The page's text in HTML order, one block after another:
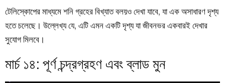
টেলিস্কোপের মাধ্যমে শনি গ্রহের বিখ্যাত বলয়ও দেখা যাবে, যা এক অসাধারণ দৃশ্য
হতে চলেছে। উল্লেখ্য যে, এটি এমন একটি দৃশ্য যা জীবনভর একবারই দেখার
সুযোগ মিলবে।
মার্চ ১৪: পূর্ণ চন্দ্রগ্রহণ এবং ব্লাড মুন